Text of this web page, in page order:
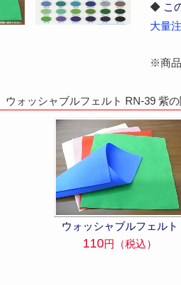
◆ こ
大量
※商品
ウォッシャブルフェルト RN-39 紫の
ウォッシャブルフェルト
110円（税込）